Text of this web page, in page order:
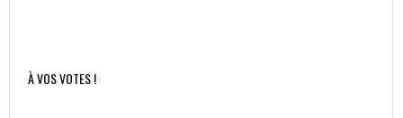
À VOS VOTES !